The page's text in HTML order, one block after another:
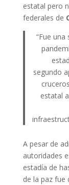
estatal pero
federales de
“Fue
segundo
estatal
A pesar de
autoridades
estadía de
de la paz fue